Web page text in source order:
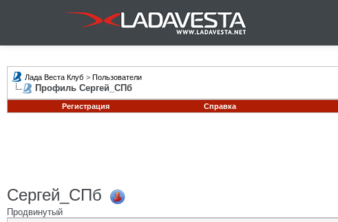
Лада Веста Клуб > Пользователи
Профиль Сергей_СПб
Регистрация
Справка
Сергей_СПб
Продвинутый